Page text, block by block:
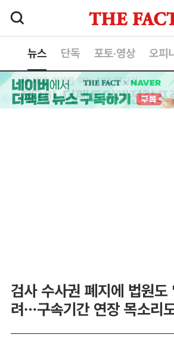
뉴스 단독 포토·영상 오피
검사 수사권 폐지에 법원
려…구속기간 연장 목소리